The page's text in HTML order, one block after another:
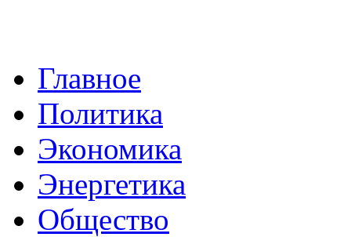
Главное
Политика
Экономика
Энергетика
Общество